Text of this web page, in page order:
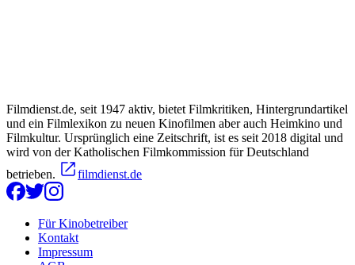
Filmdienst.de, seit 1947 aktiv, bietet Filmkritiken, Hintergrundartikel
und ein Filmlexikon zu neuen Kinofilmen aber auch Heimkino und
Filmkultur. Ursprünglich eine Zeitschrift, ist es seit 2018 digital und
wird von der Katholischen Filmkommission für Deutschland
betrieben.
filmdienst.de
Für Kinobetreiber
Kontakt
Impressum